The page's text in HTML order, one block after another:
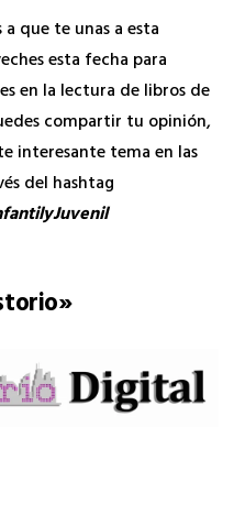
que te unas a esta
esta fecha para
en la lectura de libros de
compartir tu opinión,
interesante tema en las
del hashtag